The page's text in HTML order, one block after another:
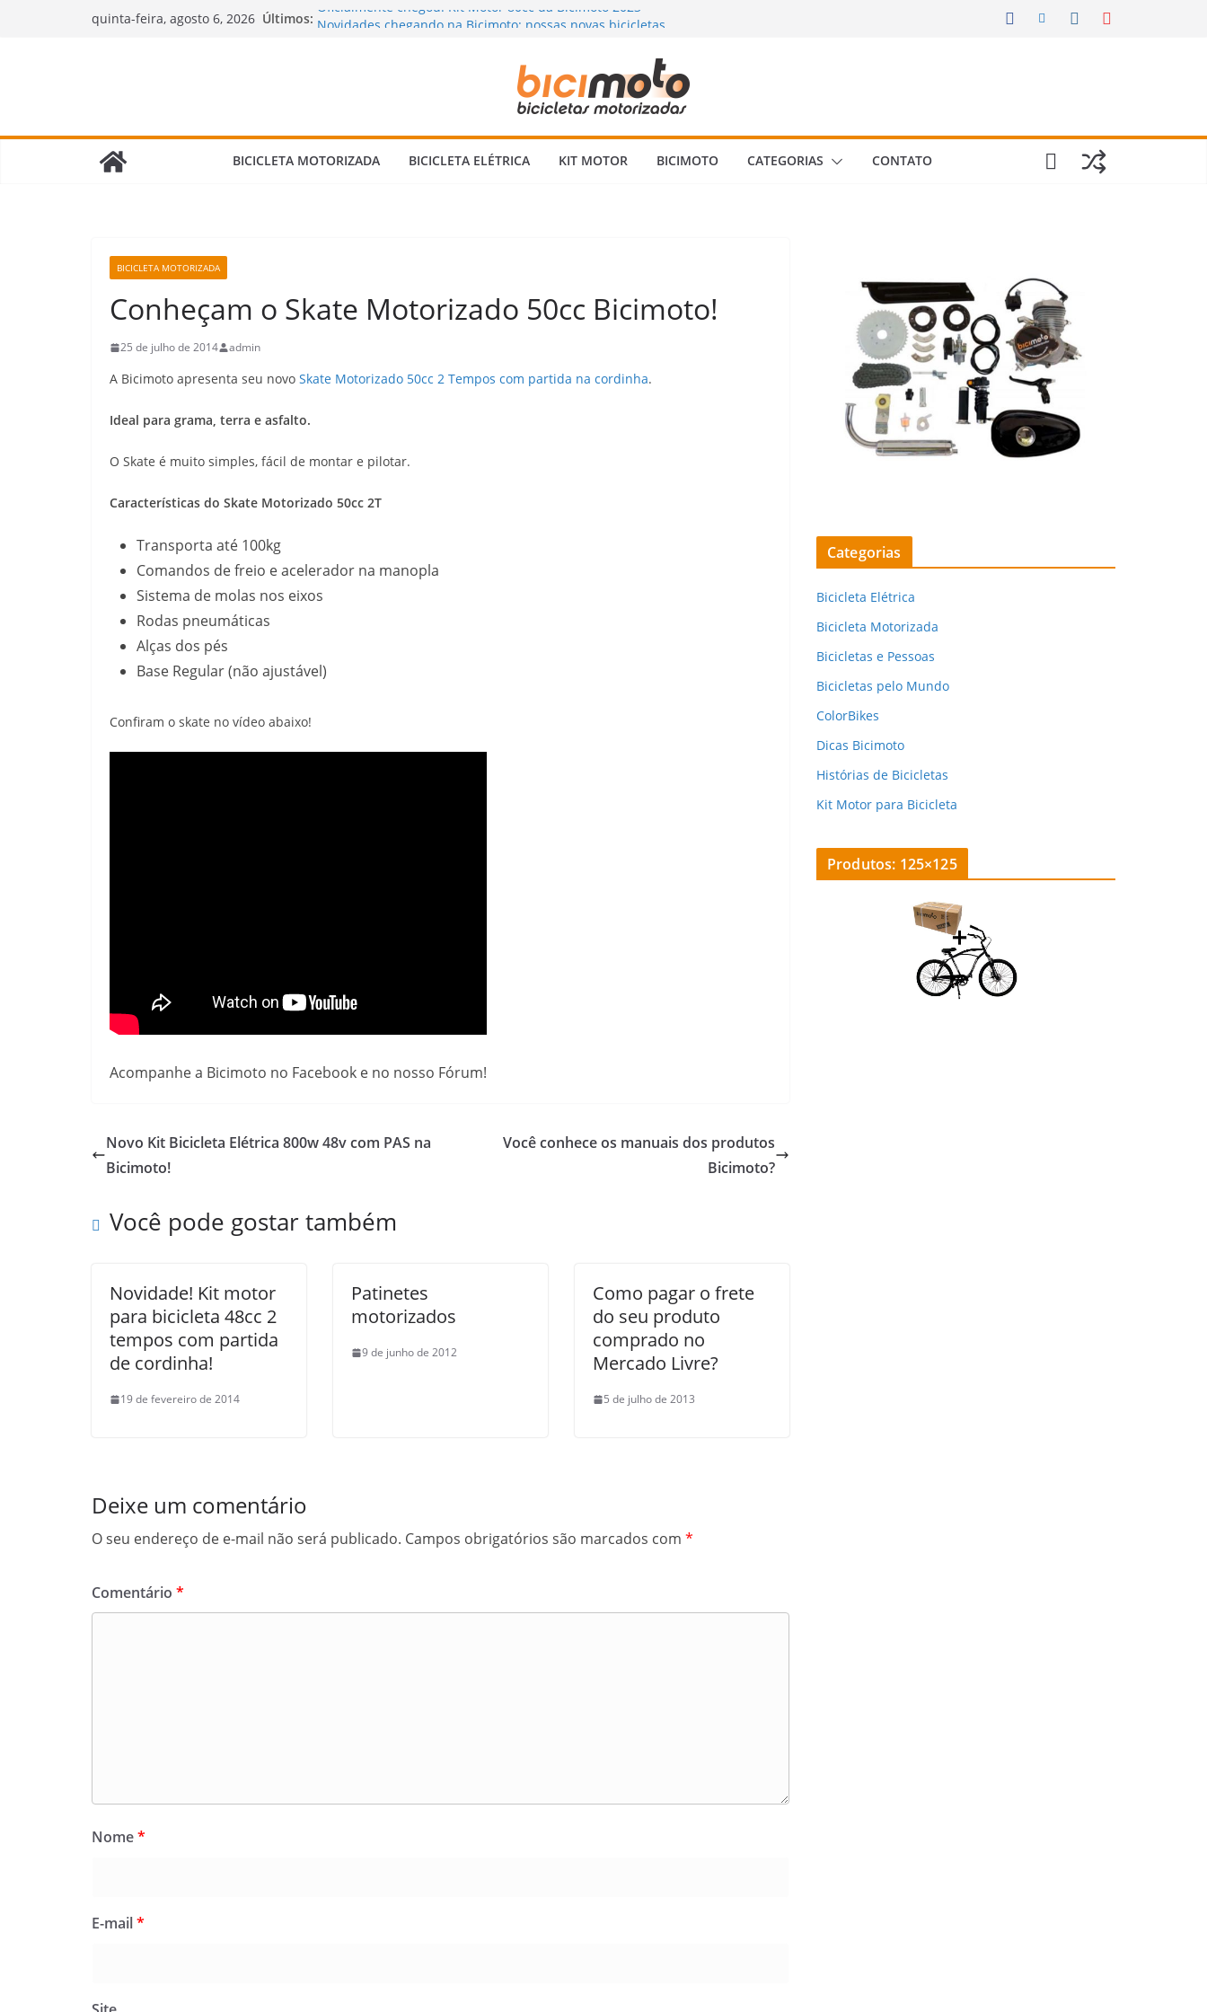
quinta-feira, agosto 6, 2026 Últimos: Oficialmente chegou! Kit Motor 80cc da Bicimoto 2023
🌧️ Bicimoto na Chuva? Dicas para andar com segurança 🌧️
Bicicleta Motorizada: Vale a Pena Mesmo? Descubra a
Fazer e Quais Itens Verificar?
BICICLETA MOTORIZADA
BICICLETA ELÉTRICA KIT MOTOR BICIMOTO CATEGORIAS CONTATO
BICICLETA MOTORIZADA
Conheçam o Skate Motorizado 50cc Bicimoto!
25 de julho de 2014 admin
A Bicimoto apresenta seu novo Skate Motorizado 50cc 2 Tempos com partida na cordinha.
Ideal para grama, terra e asfalto.
O Skate é muito simples, fácil de montar e pilotar.
Características do Skate Motorizado 50cc 2T
Transporta até 100kg
Comandos de freio e acelerador na manopla
Sistema de molas nos eixos
Rodas pneumáticas
Alças dos pés
Base Regular (não ajustável)
Confiram o skate no vídeo abaixo!
Acompanhe a Bicimoto no Facebook e no nosso Fórum!
Novo Kit Bicicleta Elétrica 800w 48v com PAS na
Bicimoto!
Você conhece os manuais dos produtos
Bicimoto?
Você pode gostar também
Novidade! Kit motor
para bicicleta 48cc 2
tempos com partida
de cordinha!
19 de fevereiro de 2014
Patinetes
motorizados
9 de junho de 2012
Como pagar o frete
do seu produto
comprado no
Mercado Livre?
5 de julho de 2013
Deixe um comentário
O seu endereço de e-mail não será publicado. Campos obrigatórios são marcados com *
Comentário *
Nome*
E-mail*
Categorias
Bicicleta Elétrica
Bicicleta Motorizada
Bicicletas e Pessoas
Bicicletas pelo Mundo
ColorBikes
Dicas Bicimoto
Histórias de Bicicletas
Kit Motor para Bicicleta
Produtos: 125×125